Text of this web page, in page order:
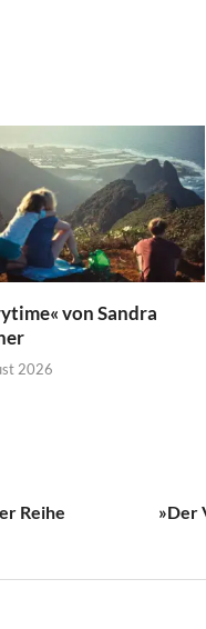
von Sandra
2026
Reihe »Der